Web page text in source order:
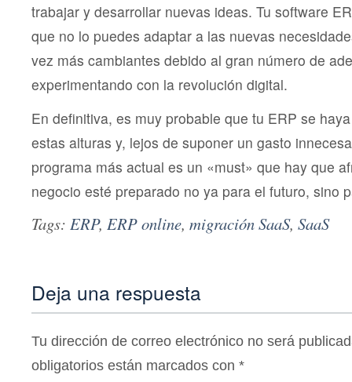
trabajar y desarrollar nuevas ideas. Tu software
que no lo puedes adaptar a las nuevas
vez más cambiantes debido al gran número de
experimentando con la revolución digital.
En definitiva, es muy probable que tu ERP se
estas alturas y, lejos de suponer un gasto
programa más actual es un «must» que hay que
negocio esté preparado no ya para el futuro, sino
Tags: ERP, ERP online, migración SaaS, SaaS
Deja una respuesta
Tu dirección de correo electrónico no será
obligatorios están marcados con *